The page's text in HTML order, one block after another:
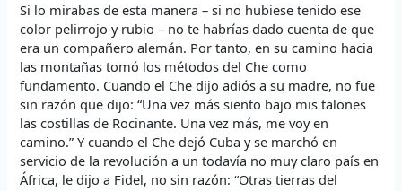
Si lo mirabas de esta manera – si no hubiese tenido ese
color pelirrojo y rubio – no te habrías dado cuenta de que
era un compañero alemán. Por tanto, en su camino hacia
las montañas tomó los métodos del Che como
fundamento. Cuando el Che dijo adiós a su madre, no fue
sin razón que dijo: “Una vez más siento bajo mis talones
las costillas de Rocinante. Una vez más, me voy en
camino.” Y cuando el Che dejó Cuba y se marchó en
servicio de la revolución a un todavía no muy claro país en
África, le dijo a Fidel, no sin razón: “Otras tierras del